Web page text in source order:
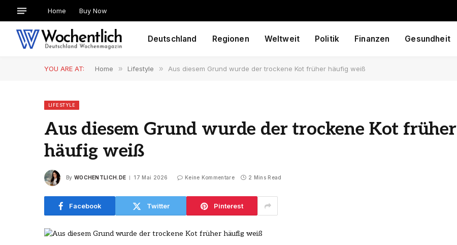
Home Buy Now
Deutschland Regionen Weltweit Politik Finanzen Gesundheit
YOU ARE AT: Home » Lifestyle » Aus diesem Grund wurde der trockene Kot früher häufig weiß
LIFESTYLE
Aus diesem Grund wurde der trockene Kot früher
häufig weiß
By WOCHENTLICH.DE 17 Mai 2026 Keine Kommentare 2 Mins Read
Facebook Twitter Pinterest